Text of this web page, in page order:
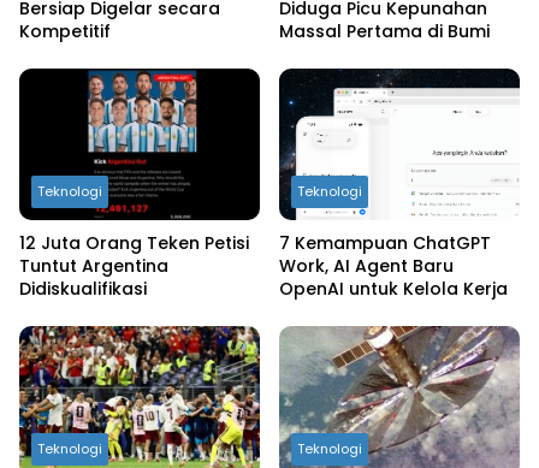
Bersiap Digelar secara
Kompetitif
Diduga Picu Kepunahan
Massal Pertama di Bumi
Teknologi
12 Juta Orang Teken Petisi
Tuntut Argentina
Didiskualifikasi
Teknologi
7 Kemampuan ChatGPT
Work, AI Agent Baru
OpenAI untuk Kelola Kerja
Teknologi Teknologi